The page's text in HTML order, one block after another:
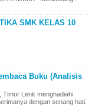
SMK KELAS 10
Buku (Analisis
Lenk menghadiahi
dengan senang hati.